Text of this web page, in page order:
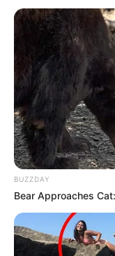
BUZZDAY
Bear Approaches